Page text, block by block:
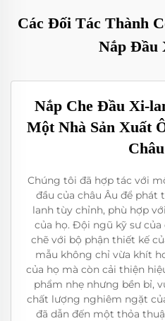
Các Đối Tác Thành
Nắp Đầu
Nắp Che Đầu Xi-
Một Nhà Sản Xuất
Chúng tôi đã hợp tác với
đầu của châu Âu để phát
lanh tùy chỉnh, phù hợp
của họ. Đội ngũ kỹ sư
chẽ với bộ phận thiết kế
mẫu không chỉ vừa khít
của họ mà còn cải thiện
phẩm nhẹ nhưng bền bỉ,
chất lượng nghiêm ngặt
đã dẫn đến một thỏa